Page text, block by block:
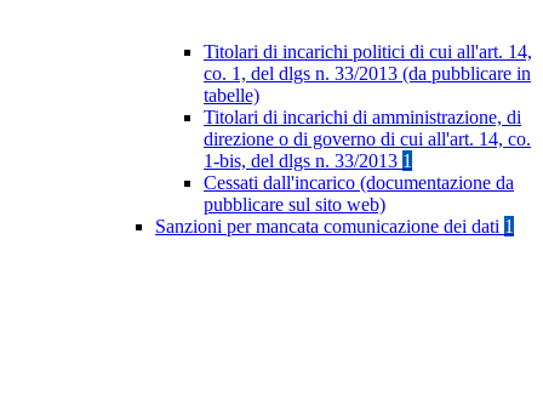
Titolari di incarichi politici di cui all'art. 14,
co. 1, del dlgs n. 33/2013 (da pubblicare in
tabelle)
Titolari di incarichi di amministrazione, di
direzione o di governo di cui all'art. 14, co.
1-bis, del dlgs n. 33/2013 1
Cessati dall'incarico (documentazione da
pubblicare sul sito web)
Sanzioni per mancata comunicazione dei dati 1